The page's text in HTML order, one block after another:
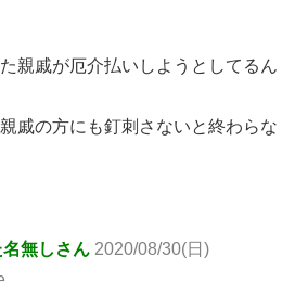
親戚が厄介払いしようとしてるん
戚の方にも釘刺さないと終わらな
無しさん 2020/08/30(日)